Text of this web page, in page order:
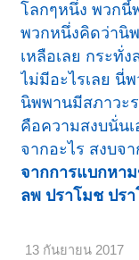
โลกๆหนึ่ง พวกนี้
พวกหนึ่งคิดว่านิ
เหลือเลย กระทั่
ไม่มีอะไรเลย นี่
นิพพานมีสภาวะ
คือความสงบนั่นเ
จากอะไร สงบจ
จากการแบกหา
ลพ ปราโมช ปร
13 กันยายน 2017